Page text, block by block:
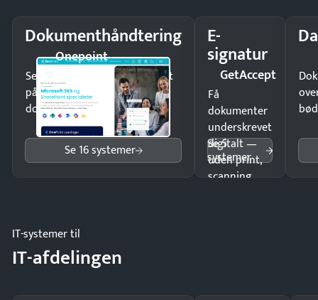
Dokumenthåndtering
Onepoint
Send kontrakter til underskrift
på minutter og mist ingen
dokumenter.
Se 16 systemer
E-
signatur
GetAccept
Få
dokumenter
underskrevet
digitalt —
uden print,
scanning
Se 5
systemer
IT-systemer til
IT-afdelingen